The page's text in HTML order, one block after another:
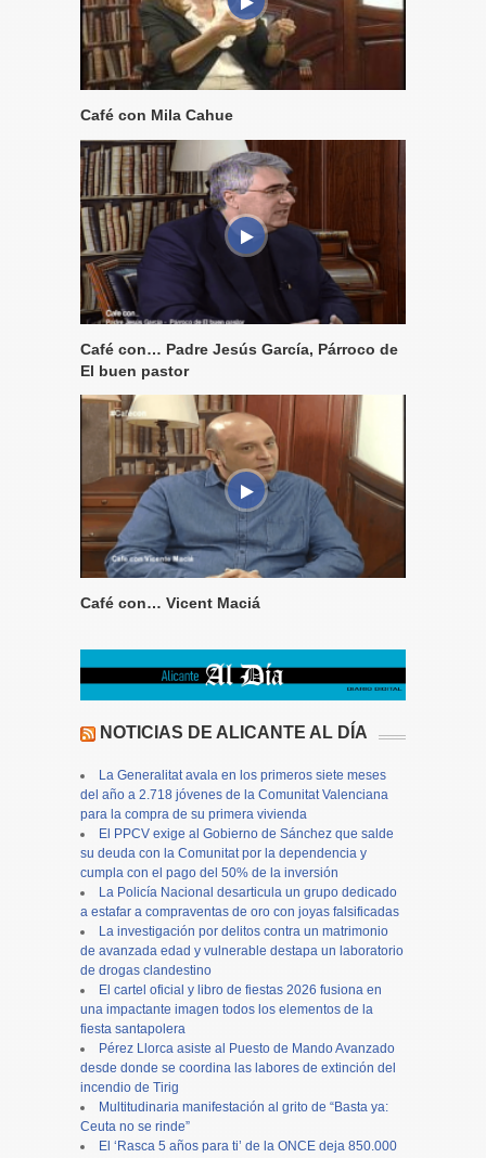
Café con Mila Cahue
Café con… Padre Jesús García, Párroco de
El buen pastor
Café con… Vicent Maciá
NOTICIAS DE ALICANTE AL DÍA
La Generalitat avala en los primeros siete meses
del año a 2.718 jóvenes de la Comunitat Valenciana
para la compra de su primera vivienda
El PPCV exige al Gobierno de Sánchez que salde
su deuda con la Comunitat por la dependencia y
cumpla con el pago del 50% de la inversión
La Policía Nacional desarticula un grupo dedicado
a estafar a compraventas de oro con joyas falsificadas
La investigación por delitos contra un matrimonio
de avanzada edad y vulnerable destapa un laboratorio
de drogas clandestino
El cartel oficial y libro de fiestas 2026 fusiona en
una impactante imagen todos los elementos de la
fiesta santapolera
Pérez Llorca asiste al Puesto de Mando Avanzado
desde donde se coordina las labores de extinción del
incendio de Tirig
Multitudinaria manifestación al grito de “Basta ya:
Ceuta no se rinde”
El ‘Rasca 5 años para ti’ de la ONCE deja 850.000